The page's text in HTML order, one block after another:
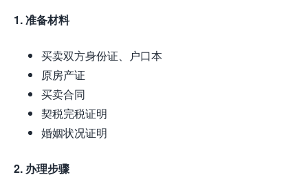
1. 准备材料
买卖双方身份证、户口本
原房产证
买卖合同
契税完税证明
婚姻状况证明
2. 办理步骤